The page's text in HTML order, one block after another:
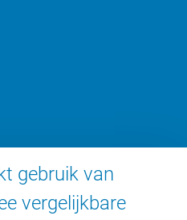
gebruik van
vergelijkbare